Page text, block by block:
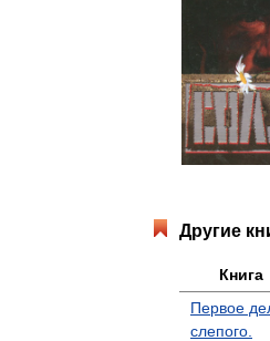
Другие
Книга
Первое
слепого.